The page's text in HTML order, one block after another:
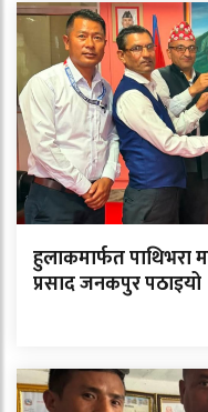
हुलाकमार्फत पाथिभरा
प्रसाद जनकपुर पठाइयो